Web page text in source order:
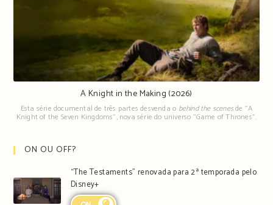
A Knight in the Making (2026)
Esta série documental de três partes desvenda o behind the scenesde "A
Knight of the Seven Kingdoms", nova série do universo "Game of Thrones".
ON OU OFF?
“The Testaments” renovada para 2ª temporada pelo
Disney+